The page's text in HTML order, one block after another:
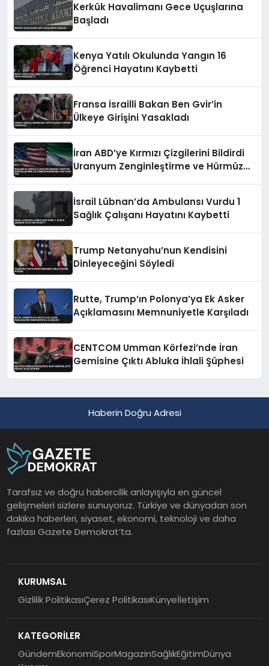
Kerkük Havalimanı Gece Uçuşlarına
Başladı
Kenya Yatılı Okulunda Yangın 16
Öğrenci Hayatını Kaybetti
Fransa İsrailli Bakan Ben Gvir’in
Ülkeye Girişini Yasakladı
İran ABD’ye Kırmızı Çizgilerini Bildirdi
Uranyum Zenginleştirme ve Hürmüz
İsrail Lübnan’da Ambulansı Vurdu 1
Sağlık Çalışanı Hayatını Kaybetti
Trump Netanyahu’nun Kendisini
Dinleyeceğini Söyledi
Rutte, Trump’ın Polonya’ya Ek Asker
Açıklamasını Memnuniyetle Karşıladı
CENTCOM Umman Körfezi’nde İran
Gemisine Çıktı Abluka İhlali Şüphesi
Haberin Doğru Adresi
Tarafsız ve doğru habercilik anlayışıyla en güncel
gelişmeleri sizlere sunuyoruz. Türkiye ve dünyadan son
dakika haberleri, siyaset, ekonomi, teknoloji ve daha
fazlası Gazete Demokrat’ta.
KURUMSAL
Gizlilik PolitikasıÇerez PolitikasıKünyeİletişim
KATEGORİLER
GündemEkonomiSporMagazinSağlıkEğitimDünya